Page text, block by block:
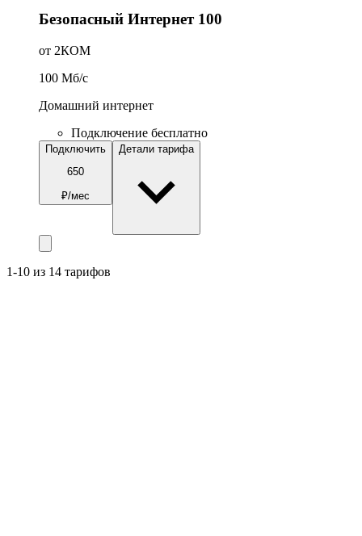
Безопасный Интернет 100
от 2КОМ
100 Мб/c
Домашний интернет
Подключение бесплатно
Подключить
650
₽/мес
Детали тарифа
1-10 из 14 тарифов